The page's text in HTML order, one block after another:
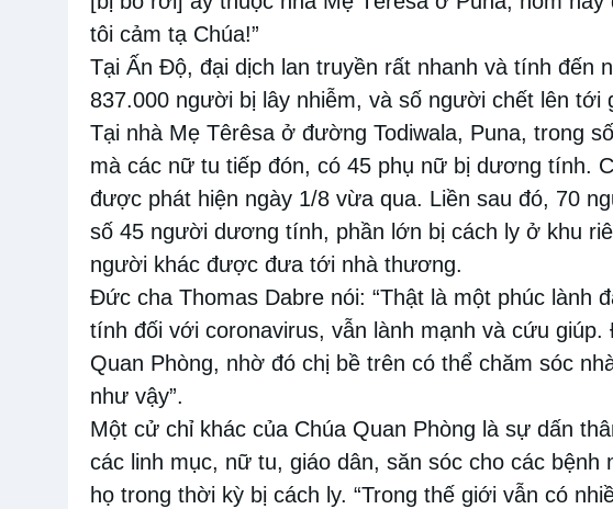
tôi cảm tạ Chúa!”
Tại Ấn Độ, đại dịch lan truyền rất nhanh và tính đến
837.000 người bị lây nhiễm, và số người chết lên tới
Tại nhà Mẹ Têrêsa ở đường Todiwala, Puna, trong
mà các nữ tu tiếp đón, có 45 phụ nữ bị dương tính.
được phát hiện ngày 1/8 vừa qua. Liền sau đó, 70
số 45 người dương tính, phần lớn bị cách ly ở khu
người khác được đưa tới nhà thương.
Đức cha Thomas Dabre nói: “Thật là một phúc lành
tính đối với coronavirus, vẫn lành mạnh và cứu
Quan Phòng, nhờ đó chị bề trên có thể chăm sóc
như vậy”.
Một cử chỉ khác của Chúa Quan Phòng là sự dấn
các linh mục, nữ tu, giáo dân, săn sóc cho các bệnh
họ trong thời kỳ bị cách ly. “Trong thế giới vẫn có